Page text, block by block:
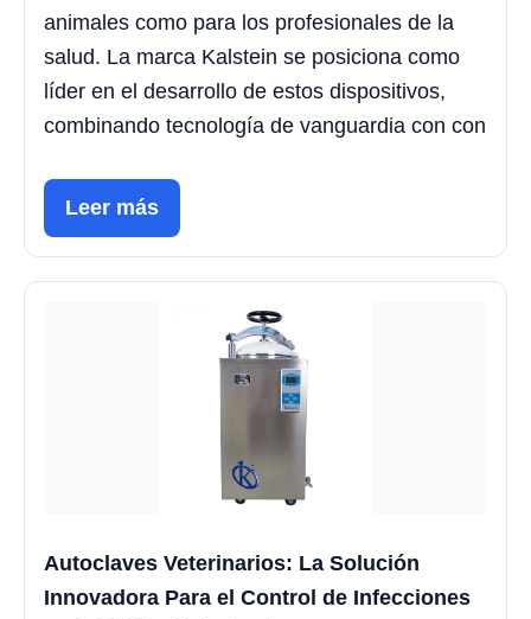
animales como para los profesionales de la
salud. La marca Kalstein se posiciona como
líder en el desarrollo de estos dispositivos,
combinando tecnología de vanguardia con con
Leer más
Autoclaves Veterinarios: La Solución
Innovadora Para el Control de Infecciones